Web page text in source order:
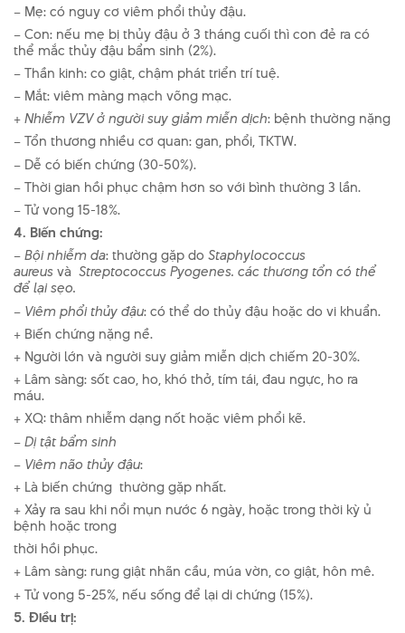
– Mẹ: có nguy cơ viêm phổi thủy đậu.
– Con: nếu mẹ bị thủy đậu ở 3 tháng cuối thì con đẻ ra có
thể mắc thủy đậu bẩm sinh (2%).
– Thần kinh: co giật, chậm phát triển trí tuệ.
– Mắt: viêm màng mạch võng mạc.
+Nhiễm VZV ở ng­ười suy giảm miễn dịch: bệnh thư­ờng nặng
– Tổn thư­ơng nhiều cơ quan: gan, phổi, TKTW.
– Dễ có biến chứng (30-50%).
– Thời gian hồi phục chậm hơn so với bình thư­ờng 3 lần.
– Tử vong 15-18%.
4. Biến chứng:
–Bội nhiễm da: th­ường gặp do Staphylococcus
aureusvà Streptococcus Pyogenes. các thương tổn có thể
để lại sẹo.
– Viêm phổi thủy đậu: có thể do thủy đậu hoặc do vi khuẩn.
+ Biến chứng nặng nề.
+ Ngư­ời lớn và người suy giảm miễn dịch chiếm 20-30%.
+ Lâm sàng: sốt cao, ho, khó thở, tím tái, đau ngực, ho ra
máu.
+ XQ: thâm nhiễm dạng nốt hoặc viêm phổi kẽ.
–Dị tật bẩm sinh
– Viêm não thủy đậu:
+ Là biến chứng thư­ờng gặp nhất.
+ Xảy ra sau khi nổi mụn nư­ớc 6 ngày, hoặc trong thời kỳ ủ
bệnh hoặc trong
thời hồi phục.
+ Lâm sàng: rung giật nhãn cầu, múa vờn, co giật, hôn mê.
+ Tử vong 5-25%, nếu sống để lại di chứng (15%).
5. Điều trị: